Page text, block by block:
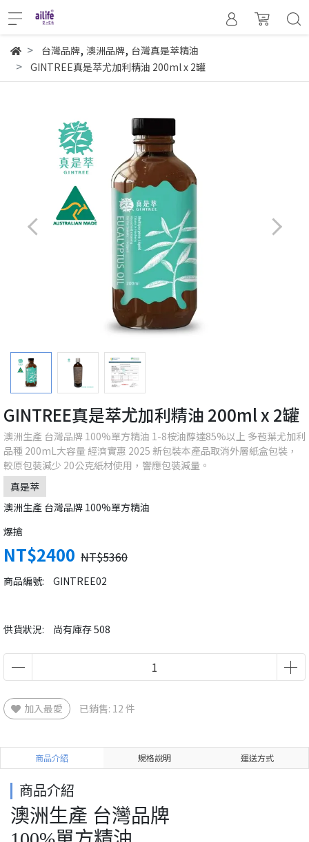
台灣品牌, 澳洲品牌, 台灣真是萃精油
GINTREE真是萃尤加利精油 200ml x 2罐
GINTREE真是萃尤加利精油 200ml x 2罐
澳洲生產 台灣品牌 100%單方精油 1-8桉油醇達85%以上 多苞葉尤加利
品種 200mL大容量 經濟實惠 2025 新包裝本產品取消外層紙盒包裝，
較原包裝減少 20公克紙材使用，響應包裝減量。
真是萃
澳洲生產 台灣品牌 100%單方精油
爆搶
NT$2400 NT$5360
商品編號: GINTREE02
供貨狀況: 尚有庫存 508
加入最愛 已銷售: 12 件
商品介紹 規格說明 運送方式
商品介紹
澳洲生產 台灣品牌